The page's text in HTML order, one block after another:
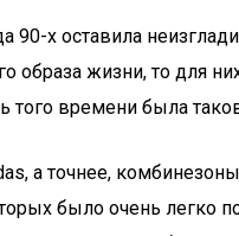
90-х оставила
жизни, то для
того времени была
а точнее,
было очень легко